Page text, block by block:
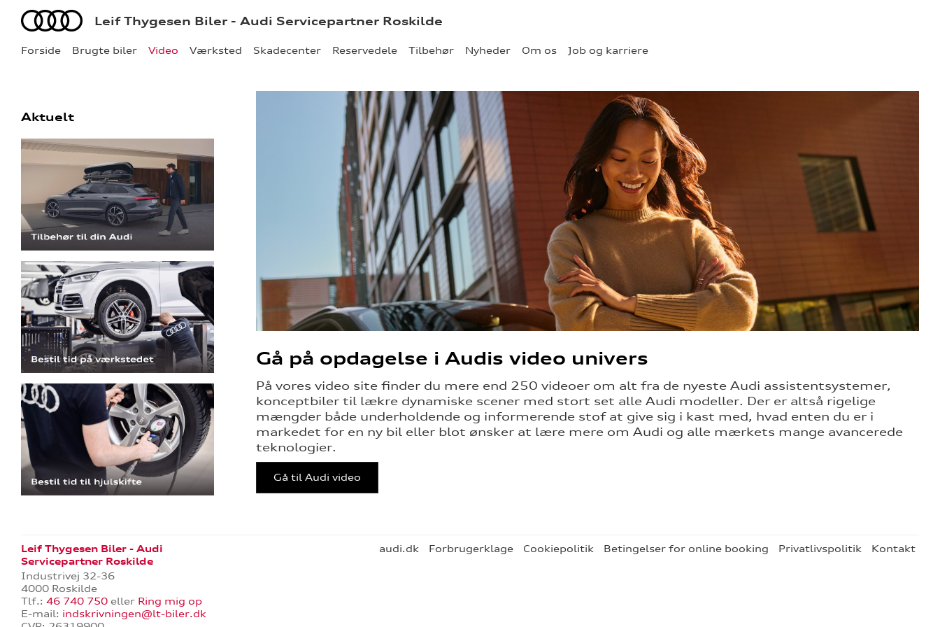
Forside Brugte biler Video Værksted Skadecenter Reservedele Tilbehør Nyheder Om os Job og karriere
Audi Leif Thygesen Biler - Audi Servicepartner Roskilde
Aktuelt
Gå på opdagelse i Audis video univers
På vores video site finder du mere end 250 videoer om alt fra de nyeste Audi assistentsystemer,
konceptbiler til lækre dynamiske scener med stort set alle Audi modeller. Der er altså rigelige
mængder både underholdende og informerende stof at give sig i kast med, hvad enten du er i
markedet for en ny bil eller blot ønsker at lære mere om Audi og alle mærkets mange avancerede
teknologier.
Gå til Audi video
Leif Thygesen Biler - Audi
Servicepartner Roskilde
Industrivej 32-36
4000 Roskilde
Tlf.: 46 740 750 eller Ring mig op
E-mail: indskrivningen@lt-biler.dk
audi.dk Forbrugerklage Cookiepolitik Betingelser for online booking Privatlivspolitik Kontakt